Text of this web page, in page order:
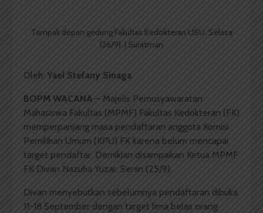
Tampak depan gedung Fakultas Kedokteran USU, Selasa
(26/9). | Suratman
Oleh: Yael Stefany Sinaga
BOPM WACANA – Majelis Pemusyawaratan
Mahasiswa Fakultas (MPMF) Fakultas Kedokteran (FK)
memperpanjang masa pendaftaran anggota Komisi
Pemilihan Umum (KPU) FK karena belum mencapai
target pendaftar. Demikian disampaikan Ketua MPMF
FK Divan Nazuha Yuzar, Senin (25/9).
Divan menyebutkan sebelumnya pendaftaran dibuka
11-18 September dengan target lima belas orang